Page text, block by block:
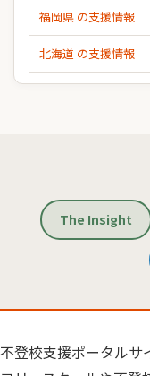
福岡県 の支援情報
北海道 の支援情報
The Insight
不登校支援ポータルサ